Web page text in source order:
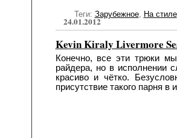
Теги: Зарубежное, На стиле
24.01.2012
Kevin Kiraly Livermore
Конечно, все эти трюки
райдера, но в исполнении
красиво и чётко.
присутствие такого парня